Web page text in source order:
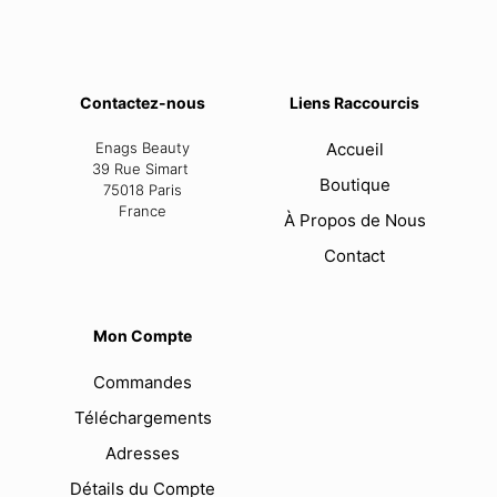
Contactez-nous
Enags Beauty
39 Rue Simart
75018 Paris
France
Liens Raccourcis
Accueil
Boutique
À Propos de Nous
Contact
Mon Compte
Commandes
Téléchargements
Adresses
Détails du Compte